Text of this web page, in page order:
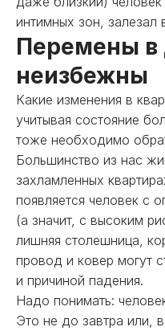
интимных зон, залезал
Перемены в
неизбежны
Какие изменения в
учитывая состояние
тоже необходимо
Большинство из нас
захламленных
появляется человек с
(а значит, с высоким
лишняя столешница,
провод и ковер могут
и причиной падения.
Надо понимать:
Это не до завтра или,